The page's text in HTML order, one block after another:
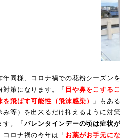
年同様、コロナ禍での花粉シーズン
対策になります。「 目や鼻をこする
を飛ばす可能性（飛沫感染）
」もあ
み等）を出来るだけ抑えるように対
す。「バレンタインデーの頃は症状
コロナ禍の今年は「 お薬がお手元に